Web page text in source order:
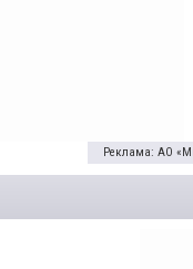
Реклама: АО